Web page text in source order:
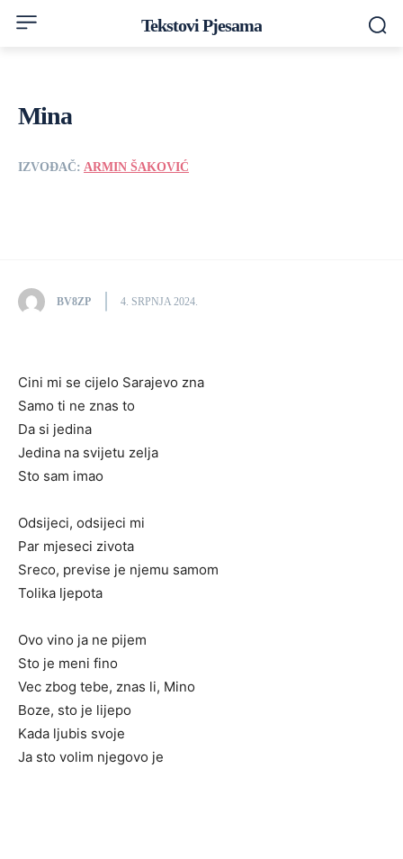
Tekstovi Pjesama
Mina
IZVOĐAČ: ARMIN ŠAKOVIĆ
BV8ZP 4. SRPNJA 2024.
Cini mi se cijelo Sarajevo zna
Samo ti ne znas to
Da si jedina
Jedina na svijetu zelja
Sto sam imao
Odsijeci, odsijeci mi
Par mjeseci zivota
Sreco, previse je njemu samom
Tolika ljepota
Ovo vino ja ne pijem
Sto je meni fino
Vec zbog tebe, znas li, Mino
Boze, sto je lijepo
Kada ljubis svoje
Ja sto volim njegovo je